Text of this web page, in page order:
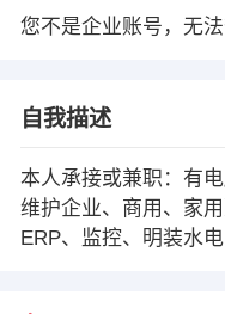
您不是企业账号，无
自我描述
本人承接或兼职：有
维护企业、商用、家
ERP、监控、明装水